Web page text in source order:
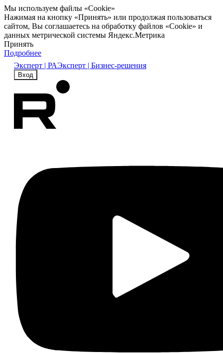
Мы используем файлы «Cookie»
Нажимая на кнопку «Принять» или продолжая пользоваться
сайтом, Вы соглашаетесь на обработку файлов «Cookie» и
данных метрической системы Яндекс.Метрика
Принять
Подробнее
Эксперт | РАЭксперт | Бизнес-решения
Вход